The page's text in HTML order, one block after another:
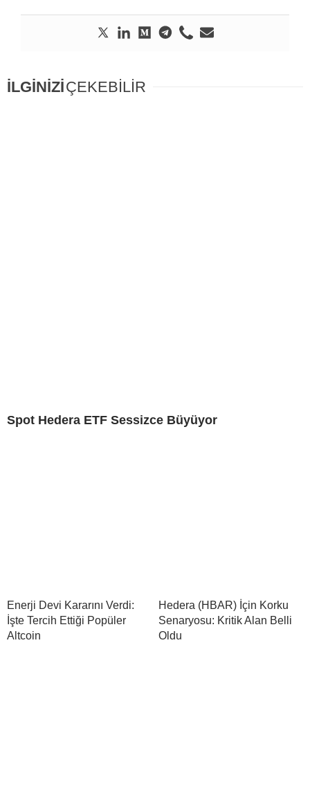
İLGİNİZİÇEKEBİLİR
Spot Hedera ETF Sessizce Büyüyor
Enerji Devi Kararını Verdi:
İşte Tercih Ettiği Popüler
Altcoin
Hedera (HBAR) İçin Korku
Senaryosu: Kritik Alan Belli
Oldu